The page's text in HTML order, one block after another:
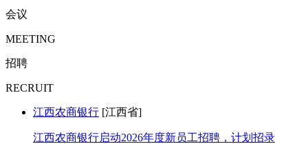
会议
MEETING
招聘
RECRUIT
江西农商银行 [江西省]
江西农商银行启动2026年度新员工招聘，计划招录